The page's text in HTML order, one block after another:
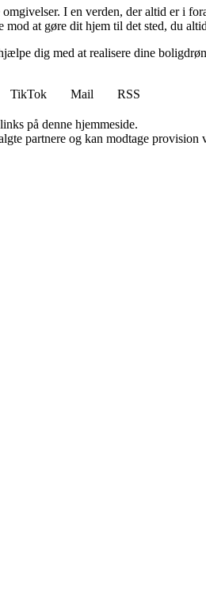
I en verden, der altid er i
at gøre dit hjem til det sted, du
dig med at realisere dine
TikTok Mail
RSS
på denne hjemmeside.
partnere og kan modtage